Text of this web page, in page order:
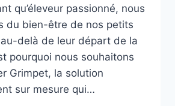
qu’éleveur passionné, nous
du bien-être de nos petits
delà de leur départ de la
pourquoi nous souhaitons
Grimpet, la solution
sur mesure qui…